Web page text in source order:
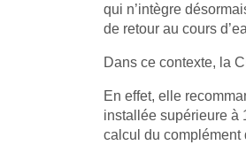
qui n’intègre
de retour au cours
Dans ce contexte, la
En effet, elle
installée supérieure à
calcul du complément